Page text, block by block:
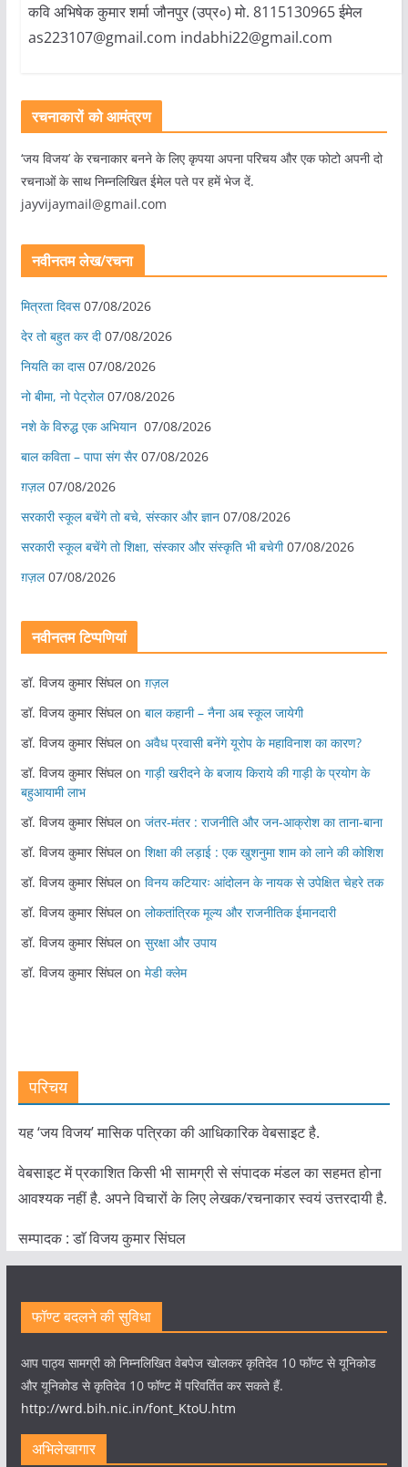
कवि अभिषेक कुमार शर्मा जौनपुर (उप्र०) मो. 8115130965 ईमेल
as223107@gmail.com indabhi22@gmail.com
रचनाकारों को आमंत्रण
‘जय विजय’ के रचनाकार बनने के लिए कृपया अपना परिचय और एक फोटो अपनी दो
रचनाओं के साथ निम्नलिखित ईमेल पते पर हमें भेज दें.
jayvijaymail@gmail.com
नवीनतम लेख/रचना
मित्रता दिवस 07/08/2026
देर तो बहुत कर दी 07/08/2026
नियति का दास 07/08/2026
नो बीमा, नो पेट्रोल 07/08/2026
नशे के विरुद्ध एक अभियान 07/08/2026
बाल कविता – पापा संग सैर 07/08/2026
ग़ज़ल 07/08/2026
सरकारी स्कूल बचेंगे तो बचे, संस्कार और ज्ञान 07/08/2026
सरकारी स्कूल बचेंगे तो शिक्षा, संस्कार और संस्कृति भी बचेगी 07/08/2026
ग़ज़ल 07/08/2026
नवीनतम टिप्पणियां
डॉ. विजय कुमार सिंघलon ग़ज़ल
डॉ. विजय कुमार सिंघलon बाल कहानी – नैना अब स्कूल जायेगी
डॉ. विजय कुमार सिंघलon अवैध प्रवासी बनेंगे यूरोप के महाविनाश का कारण?
डॉ. विजय कुमार सिंघलon गाड़ी खरीदने के बजाय किराये की गाड़ी के प्रयोग के
बहुआयामी लाभ
डॉ. विजय कुमार सिंघलon जंतर-मंतर : राजनीति और जन-आक्रोश का ताना-बाना
डॉ. विजय कुमार सिंघलon शिक्षा की लड़ाई : एक खुशनुमा शाम को लाने की कोशिश
डॉ. विजय कुमार सिंघलon विनय कटियारः आंदोलन के नायक से उपेक्षित चेहरे तक
डॉ. विजय कुमार सिंघलon लोकतांत्रिक मूल्य और राजनीतिक ईमानदारी
डॉ. विजय कुमार सिंघलon सुरक्षा और उपाय
डॉ. विजय कुमार सिंघलon मेडी क्लेम
परिचय
यह ‘जय विजय’ मासिक पत्रिका की आधिकारिक वेबसाइट है.
वेबसाइट में प्रकाशित किसी भी सामग्री से संपादक मंडल का सहमत होना
आवश्यक नहीं है. अपने विचारों के लिए लेखक/रचनाकार स्वयं उत्तरदायी है.
सम्पादक : डाॅ विजय कुमार सिंघल
फॉण्ट बदलने की सुविधा
आप पाठ्य सामग्री को निम्नलिखित वेबपेज खोलकर कृतिदेव 10 फॉण्ट से यूनिकोड
और यूनिकोड से कृतिदेव 10 फॉण्ट में परिवर्तित कर सकते हैं.
http://wrd.bih.nic.in/font_KtoU.htm
अभिलेखागार